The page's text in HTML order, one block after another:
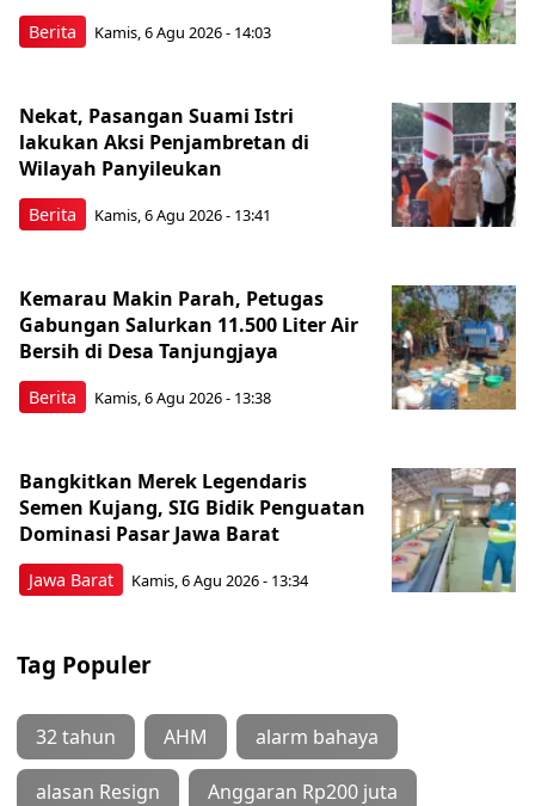
Berita Kamis, 6 Agu 2026 - 14:03
Berita
Nekat, Pasangan Suami Istri
lakukan Aksi Penjambretan di
Wilayah Panyileukan
Kamis, 6 Agu 2026 - 13:41
Berita
Kemarau Makin Parah, Petugas
Gabungan Salurkan 11.500 Liter Air
Bersih di Desa Tanjungjaya
Kamis, 6 Agu 2026 - 13:38
Jawa Barat
Bangkitkan Merek Legendaris
Semen Kujang, SIG Bidik Penguatan
Dominasi Pasar Jawa Barat
Kamis, 6 Agu 2026 - 13:34
Tag Populer
32 tahun AHM alarm bahaya
alasan Resign Anggaran Rp200 juta